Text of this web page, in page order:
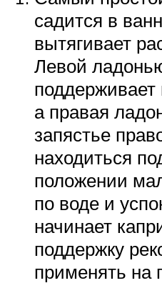
садится в
вытягивает
Левой
поддерживает
а правая
запястье
находиться
положении
по воде и
начинает
поддержку
применять на